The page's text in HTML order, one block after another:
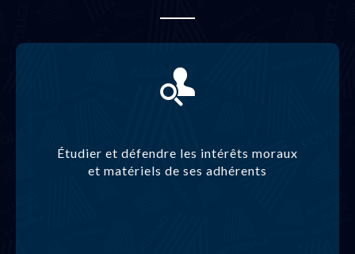
Étudier et défendre les intérêts moraux
et matériels de ses adhérents